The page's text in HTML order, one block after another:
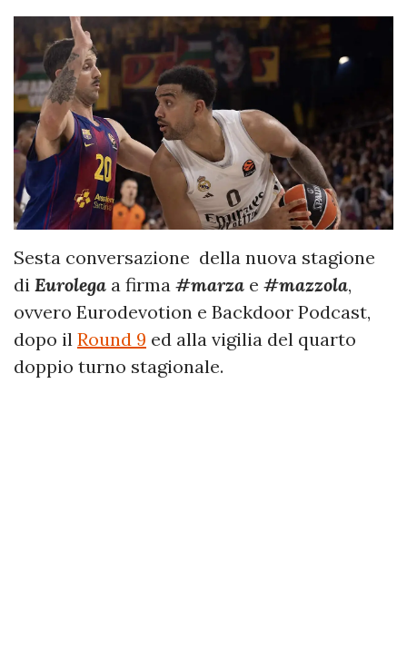
Sesta conversazione della nuova stagione
di Eurolega a firma #marza e #mazzola,
ovvero Eurodevotion e Backdoor Podcast,
dopo il Round 9 ed alla vigilia del quarto
doppio turno stagionale.